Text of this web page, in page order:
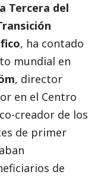
Tercera del
, ha contado
mundial en
, director
en el Centro
creador de los
de primer
de